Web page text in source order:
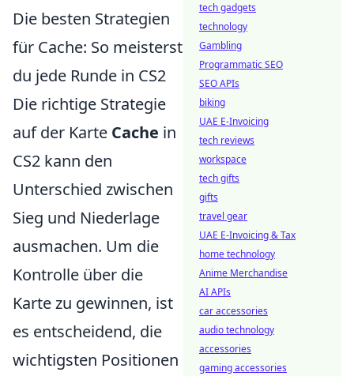
Die besten Strategien
für Cache: So meisterst
du jede Runde in CS2
Die richtige Strategie
auf der Karte Cache in
CS2 kann den
Unterschied zwischen
Sieg und Niederlage
ausmachen. Um die
Kontrolle über die
Karte zu gewinnen, ist
es entscheidend, die
wichtigsten Positionen
tech gadgets
technology
Gambling
Programmatic SEO
SEO APIs
biking
UAE E-Invoicing
tech reviews
workspace
tech gifts
gifts
travel gear
UAE E-Invoicing & Tax
home technology
Anime Merchandise
AI APIs
car accessories
audio technology
accessories
gaming accessories